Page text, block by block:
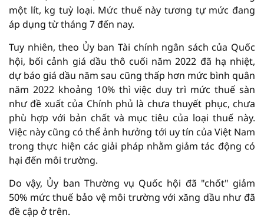
một lít, kg tuỳ loại. Mức thuế này tương tự mức đang
áp dụng từ tháng 7 đến nay.
Tuy nhiên, theo Ủy ban Tài chính ngân sách của Quốc
hội, bối cảnh giá dầu thô cuối năm 2022 đã hạ nhiệt,
dự báo giá dầu năm sau cũng thấp hơn mức bình quân
năm 2022 khoảng 10% thì việc duy trì mức thuế sàn
như đề xuất của Chính phủ là chưa thuyết phục, chưa
phù hợp với bản chất và mục tiêu của loại thuế này.
Việc này cũng có thể ảnh hưởng tới uy tín của Việt Nam
trong thực hiện các giải pháp nhằm giảm tác động có
hại đến môi trường.
Do vậy, Ủy ban Thường vụ Quốc hội đã "chốt" giảm
50% mức thuế bảo vệ môi trường với xăng dầu như đã
đề cập ở trên.